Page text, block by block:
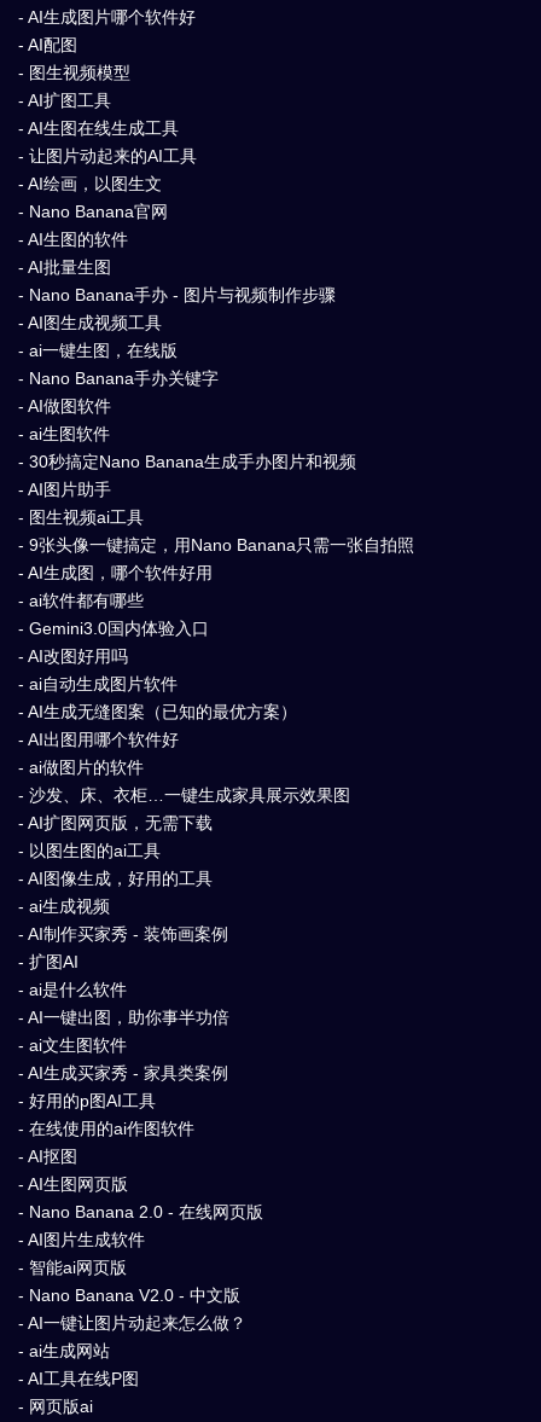
- AI生成图片哪个软件好
- AI配图
- 图生视频模型
- AI扩图工具
- AI生图在线生成工具
- 让图片动起来的AI工具
- AI绘画，以图生文
- Nano Banana官网
- AI生图的软件
- AI批量生图
- Nano Banana手办 - 图片与视频制作步骤
- AI图生成视频工具
- ai一键生图，在线版
- Nano Banana手办关键字
- AI做图软件
- ai生图软件
- 30秒搞定Nano Banana生成手办图片和视频
- AI图片助手
- 图生视频ai工具
- 9张头像一键搞定，用Nano Banana只需一张自拍照
- AI生成图，哪个软件好用
- ai软件都有哪些
- Gemini3.0国内体验入口
- AI改图好用吗
- ai自动生成图片软件
- AI生成无缝图案（已知的最优方案）
- AI出图用哪个软件好
- ai做图片的软件
- 沙发、床、衣柜…一键生成家具展示效果图
- AI扩图网页版，无需下载
- 以图生图的ai工具
- AI图像生成，好用的工具
- ai生成视频
- AI制作买家秀 - 装饰画案例
- 扩图AI
- ai是什么软件
- AI一键出图，助你事半功倍
- ai文生图软件
- AI生成买家秀 - 家具类案例
- 好用的p图AI工具
- 在线使用的ai作图软件
- AI抠图
- AI生图网页版
- Nano Banana 2.0 - 在线网页版
- AI图片生成软件
- 智能ai网页版
- Nano Banana V2.0 - 中文版
- AI一键让图片动起来怎么做？
- ai生成网站
- AI工具在线P图
- 网页版ai